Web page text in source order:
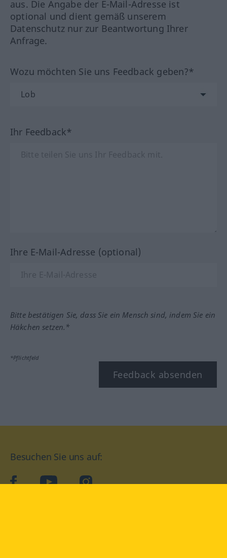
aus. Die Angabe der E-Mail-Adresse ist
optional und dient gemäß unserem
Datenschutz nur zur Beantwortung Ihrer
Anfrage.
Wozu möchten Sie uns Feedback geben?*
Ihr Feedback*
Ihre E-Mail-Adresse (optional)
Bitte bestätigen Sie, dass Sie ein Mensch sind, indem Sie ein
Häkchen setzen.*
*Pflichtfeld
Feedback absenden
Besuchen Sie uns auf:
facebookYouTube Instagram